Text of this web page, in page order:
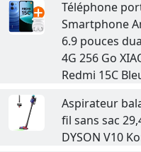
Téléphone
Smartphone
6.9 pouces
4G 256 Go
Redmi 15C
Aspirateur
fil sans sac
DYSON V10